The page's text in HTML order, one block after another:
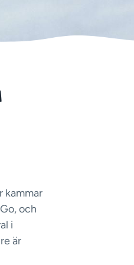
kammar
och
i
är